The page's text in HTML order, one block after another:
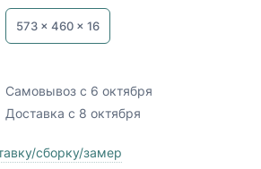
573 x 460 x 16
Самовывоз с 6 октября
Доставка с 8 октября
сборку/замер